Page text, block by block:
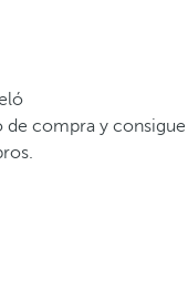
de compra y consigue